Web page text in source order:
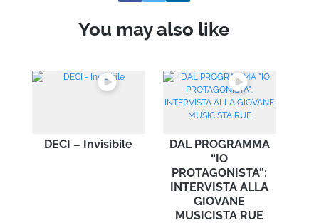
You may also like
DECI – Invisibile
DAL PROGRAMMA
“IO
PROTAGONISTA”:
INTERVISTA ALLA
GIOVANE
MUSICISTA RUE